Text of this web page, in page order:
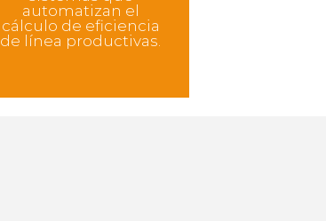
automatizan el
cálculo de eficiencia
de línea productivas.